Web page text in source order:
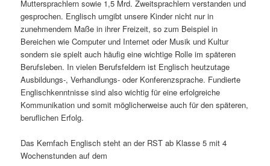
Muttersprachlern sowie 1,5 Mrd. Zweitsprachlern verstanden und
gesprochen. Englisch umgibt unsere Kinder nicht nur in
zunehmendem Maße in ihrer Freizeit, so zum Beispiel in
Bereichen wie Computer und Internet oder Musik und Kultur
sondern sie spielt auch häufig eine wichtige Rolle im späteren
Berufsleben. In vielen Berufsfeldern ist Englisch heutzutage
Ausbildungs-, Verhandlungs- oder Konferenzsprache. Fundierte
Englischkenntnisse sind also wichtig für eine erfolgreiche
Kommunikation und somit möglicherweise auch für den späteren,
beruflichen Erfolg.
Das Kernfach Englisch steht an der RST ab Klasse 5 mit 4
Wochenstunden auf dem